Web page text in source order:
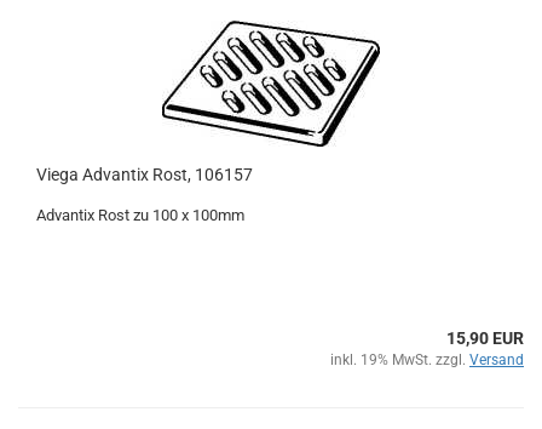
Viega Advantix Rost, 106157
Advantix Rost zu 100 x 100mm
15,90 EUR
inkl. 19% MwSt. zzgl. Versand